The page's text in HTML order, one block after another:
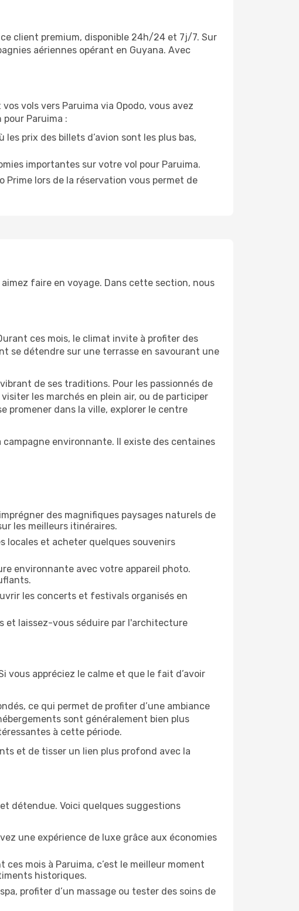
client premium, disponible 24h/24 et 7j/7. Sur
aériennes opérant en Guyana. Avec
vols vers Paruima via Opodo, vous avez
Paruima :
prix des billets d’avion sont les plus bas,
importantes sur votre vol pour Paruima.
Prime lors de la réservation vous permet de
faire en voyage. Dans cette section, nous
ces mois, le climat invite à profiter des
se détendre sur une terrasse en savourant une
de ses traditions. Pour les passionnés de
les marchés en plein air, ou de participer
promener dans la ville, explorer le centre
environnante. Il existe des centaines
des magnifiques paysages naturels de
les meilleurs itinéraires.
locales et acheter quelques souvenirs
environnante avec votre appareil photo.
les concerts et festivals organisés en
et laissez-vous séduire par l'architecture
vous appréciez le calme et que le fait d’avoir
ce qui permet de profiter d’une ambiance
sont généralement bien plus
à cette période.
et de tisser un lien plus profond avec la
détendue. Voici quelques suggestions
une expérience de luxe grâce aux économies
mois à Paruima, c’est le meilleur moment
historiques.
profiter d’un massage ou tester des soins de